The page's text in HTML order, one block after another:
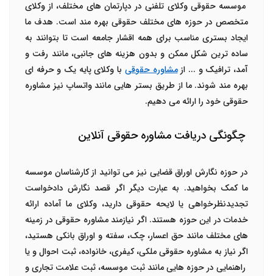
موسسه حقوقی وکلای تلفنی در دپارتمان های مختلف، از وکلای
متخصص در حوزه های مختلف حقوقی بهره مند است. هدف ما
ایجاد بستری مناسب برای همه اقشار جامعه است تا بتوانند به
ساده ترین شکل ممکن و بدون هزینه های جانبی، مانند رفت و
آمد، ترافیک و ... ازمشاوره حقوقی با وکلای پایه یک و حرفه ای
بهره مند شوند. ما از طریق بستر هایی مانند واتساپ نیز مشاوره
حقوقی خود را ارائه می دهیم.
چگونگی دریافت مشاوره حقوقی آنلاین
در حوزه نگارش اوراق قضایی نیز می توانید از کارشناسان موسسه
ما کمک بخواهید. به عبارت دیگر اگر قصد نگارش دادخواست
تجدیدنظرخواهی یا لایحه حقوقی دارید، وکلای ما آماده ارائه
خدمات در این حوزه هستند. اگر نیازمند مشاوره حقوقی در زمینه
های مختلف مانند حق اعسار، چک، سفته و اوراق بانکی هستید،
اگر نیاز به مشاوره حقوقی ملکی، کیفری، خانواده، ثبت احوال و یا
راهنمایی در حوزه هایی مانند ثبت موسسه، ثبت علامت تجاری و